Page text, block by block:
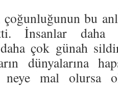
bu
İnsanlar daha
çok günah
dünyalarına
neye mal olursa